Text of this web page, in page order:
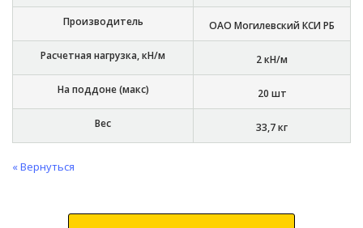
Производитель ОАО Могилевский КСИ РБ
Расчетная нагрузка, кН/м 2 кН/м
На поддоне (макс) 20 шт
Вес 33,7 кг
« Вернуться